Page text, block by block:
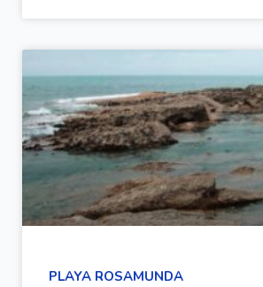
PLAYA ROSAMUNDA